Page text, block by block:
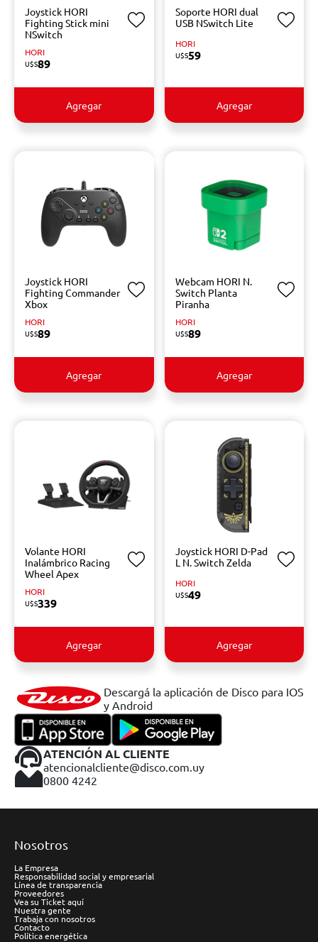
Joystick HORI
Fighting Stick mini
NSwitch
HORI
U$S89
Agregar
Soporte HORI dual
USB NSwitch Lite
HORI
U$S59
Agregar
Joystick HORI
Fighting Commander
Xbox
HORI
U$S89
Agregar
Webcam HORI N.
Switch Planta
Piranha
HORI
U$S89
Agregar
Volante HORI
Inalámbrico Racing
Wheel Apex
HORI
U$S339
Agregar
Joystick HORI D-Pad
L N. Switch Zelda
HORI
U$S49
Agregar
Descargá la aplicación de Disco para IOS
y Android
ATENCIÓN AL CLIENTE
atencionalcliente@disco.com.uy
0800 4242
Nosotros
La Empresa
Responsabilidad social y empresarial
Línea de transparencia
Proveedores
Vea su Ticket aquí
Nuestra gente
Trabaja con nosotros
Contacto
Política energética